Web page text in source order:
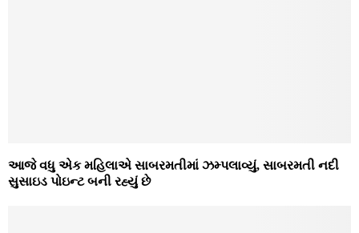
આજે વધુ એક મહિલાએ સાબરમતીમાં ઝમ્પલાવ્યું, સાબરમતી નદી
સુસાઇડ પોઇન્ટ બની રહ્યું છે